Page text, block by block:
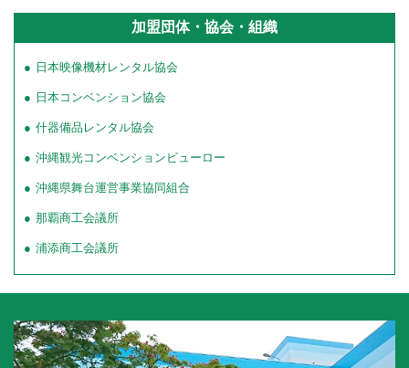
加盟団体・協会・組織
日本映像機材レンタル協会
日本コンベンション協会
什器備品レンタル協会
沖縄観光コンベンションビューロー
沖縄県舞台運営事業協同組合
那覇商工会議所
浦添商工会議所